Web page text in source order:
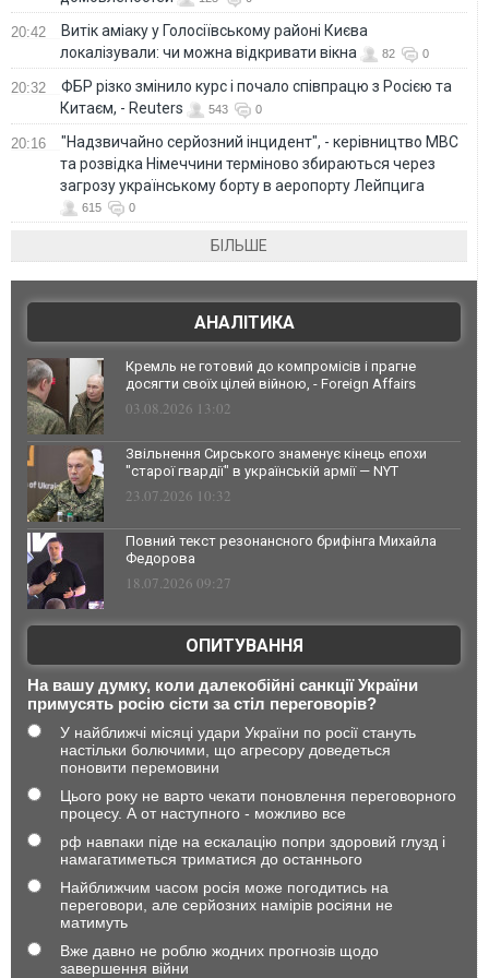
20:42
Витік аміаку у Голосіївському районі Києва
локалізували: чи можна відкривати вікна
82 0
20:32
ФБР різко змінило курс і почало співпрацю з Росією та
Китаєм, - Reuters
543 0
20:16
"Надзвичайно серйозний інцидент", - керівництво МВС
та розвідка Німеччини терміново збираються через
загрозу українському борту в аеропорту Лейпцига
615 0
БІЛЬШЕ
АНАЛІТИКА
Кремль не готовий до компромісів і прагне
досягти своїх цілей війною, - Foreign Affairs
03.08.2026 13:02
Звільнення Сирського знаменує кінець епохи
"старої гвардії" в українській армії — NYT
23.07.2026 10:32
Повний текст резонансного брифінга Михайла
Федорова
18.07.2026 09:27
ОПИТУВАННЯ
На вашу думку, коли далекобійні санкції України
примусять росію сісти за стіл переговорів?
У найближчі місяці удари України по росії стануть
настільки болючими, що агресору доведеться
поновити перемовини
Цього року не варто чекати поновлення переговорного
процесу. А от наступного - можливо все
рф навпаки піде на ескалацію попри здоровий глузд і
намагатиметься триматися до останнього
Найближчим часом росія може погодитись на
переговори, але серйозних намірів росіяни не
матимуть
Вже давно не роблю жодних прогнозів щодо
завершення війни